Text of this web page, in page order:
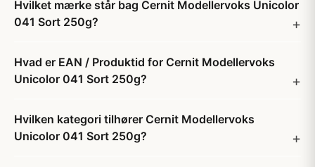
Hvilket mærke står bag Cernit Modellervoks Unicolor
041 Sort 250g?
Hvad er EAN / Produktid for Cernit Modellervoks
Unicolor 041 Sort 250g?
Hvilken kategori tilhører Cernit Modellervoks
Unicolor 041 Sort 250g?